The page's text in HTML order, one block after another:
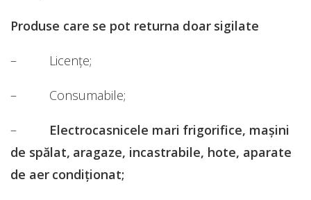
Produse care se pot returna doar sigilate
– Licențe;
– Consumabile;
–
Electrocasnicele mari frigorifice, mașini
de spălat, aragaze, incastrabile, hote, aparate
de aer condiționat;